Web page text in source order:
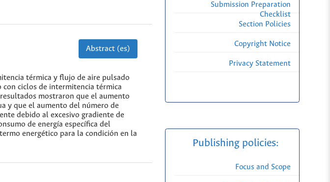
Abstract (es)
térmica y flujo de aire pulsado
con ciclos de intermitencia térmica
mostraron que el aumento
y que el aumento del número de
debido al excesivo gradiente de
de energía específica del
energético para la condición en la
Submission Preparation
Checklist
Section Policies
Copyright Notice
Privacy Statement
Publishing policies:
Focus and Scope